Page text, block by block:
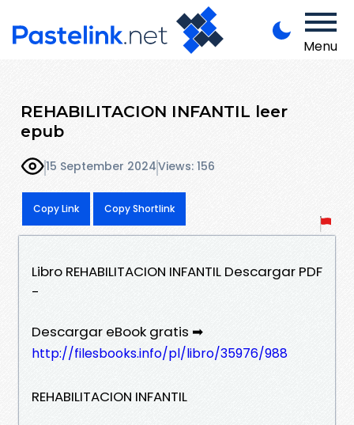
Menu
REHABILITACION INFANTIL leer
epub
15 September 2024Views: 156
Copy Link Copy Shortlink
Libro REHABILITACION INFANTIL Descargar PDF
-
Descargar eBook gratis ➡
http://filesbooks.info/pl/libro/35976/988
REHABILITACION INFANTIL